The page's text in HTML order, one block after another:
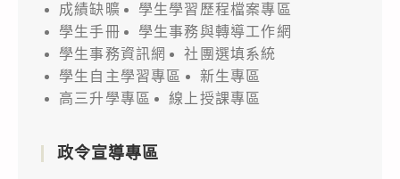
成績缺曠
學生學習歷程檔案專區
學生手冊
學生事務與轉導工作網
學生事務資訊網
社團選填系統
學生自主學習專區
新生專區
高三升學專區
線上授課專區
政令宣導專區